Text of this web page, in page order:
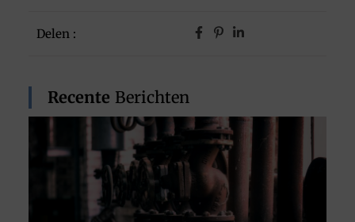
Delen :
Recente Berichten